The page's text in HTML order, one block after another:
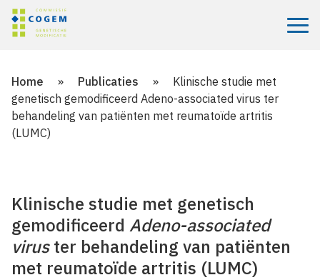
Menu
Home » Publicaties »
Klinische studie met
genetisch gemodificeerd Adeno-associated virus ter
behandeling van patiënten met reumatoïde artritis
(LUMC)
Klinische studie met genetisch
gemodificeerd Adeno-associated
viruster behandeling van patiënten
met reumatoïde artritis (LUMC)